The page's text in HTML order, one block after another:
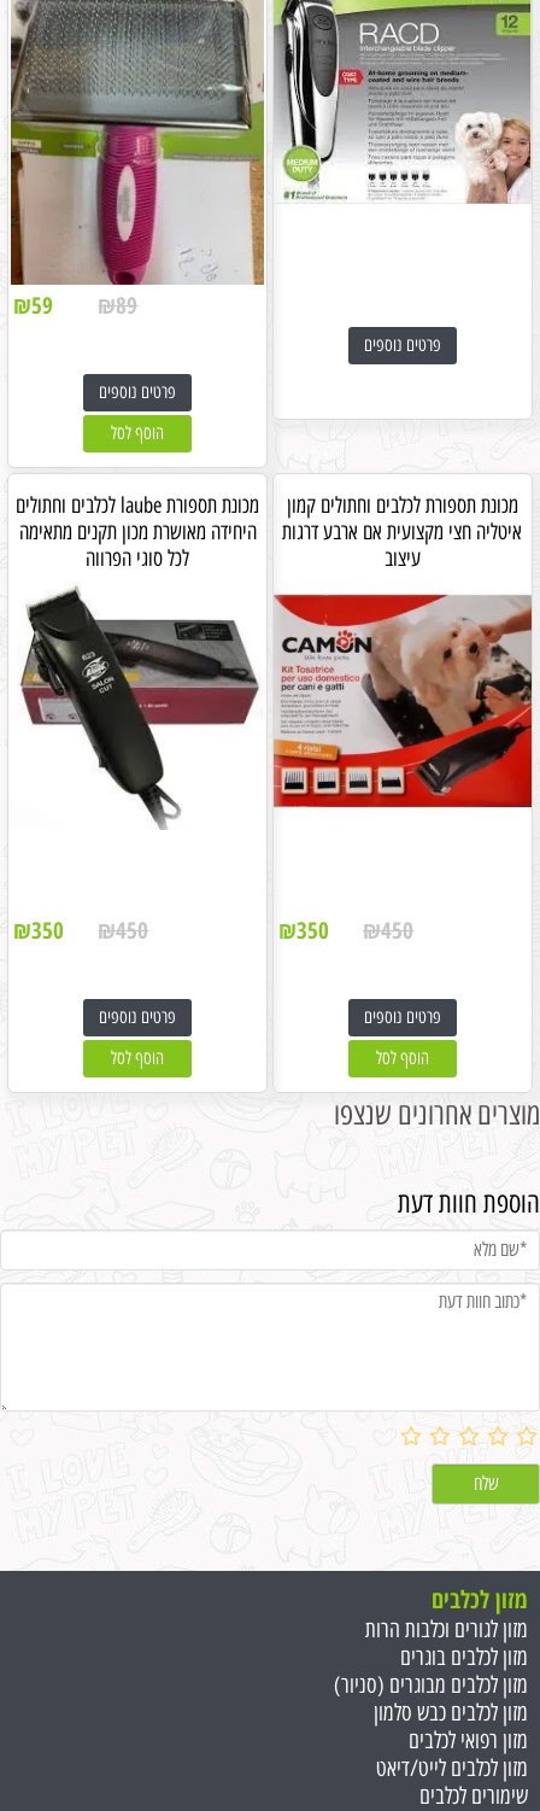
פרטים נוספים
₪89
₪59
פרטים נוספים
הוסף לסל
מכונת תספורת לכלבים וחתולים קמון
איטליה חצי מקצועית אם ארבע דרגות
עיצוב
₪450
₪350
פרטים נוספים
הוסף לסל
מכונת תספורת laube לכלבים וחתולים
היחידה מאושרת מכון תקנים מתאימה
לכל סוגי הפרווה
₪450
₪350
פרטים נוספים
הוסף לסל
מוצרים אחרונים שנצפו
הוספת חוות דעת
מזון לכלבים
מזון לגורים וכלבות הרות
מזון לכלבים בוגרים
מזון לכלבים מבוגרים (סניור)
מזון לכלבים כבש סלמון
מזון רפואי לכלבים
מזון לכלבים לייט/דיאט
שימורים לכלבים